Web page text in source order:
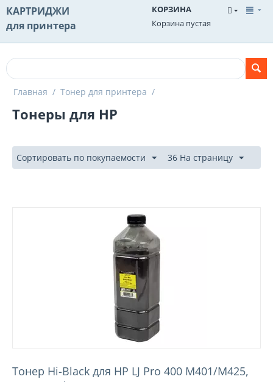
КАРТРИДЖИ
для принтера
КОРЗИНА
Корзина пустая
Главная / Тонер для принтера /
Тонеры для HP
Сортировать по покупаемости 36 На страницу
Тонер Hi-Black для HP LJ Pro 400 M401/M425,